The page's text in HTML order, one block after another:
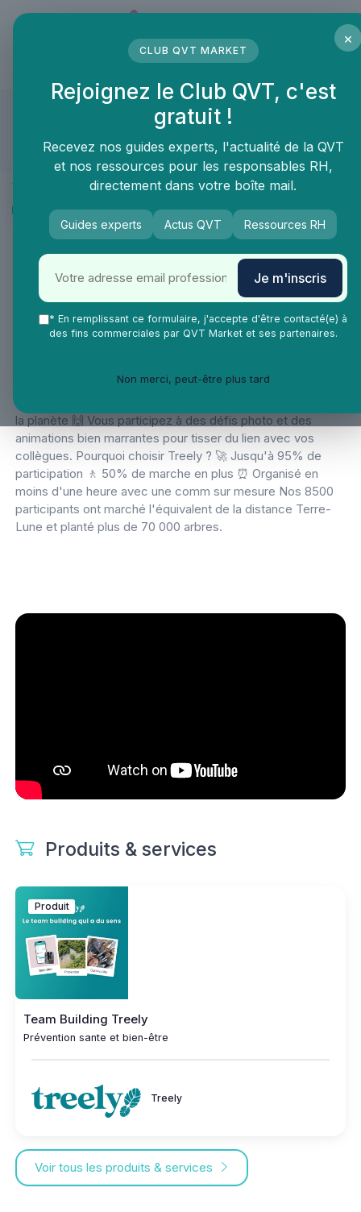
Treely
Compte approuvé
Présentation
Produits & services
Recommandations
Présentation
Télétravail ou hybride. Collaborateurs aux quatre coins du
monde ou en régie. Pas facile de rassembler...
planté 🌳 Avec Treely : 🚶‍♀️ Vous marchez : bon pour votre
santé physique et mentale 🌳 Vous faites planter : bon pour
la planète 🙌 Vous participez à des défis photo et des
animations bien marrantes pour tisser du lien avec vos
collègues. Pourquoi choisir Treely ? 🚀 Jusqu'à 95% de
participation 🚶 50% de marche en plus ⏰ Organisé en
moins d'une heure avec une comm sur mesure Nos 8500
participants ont marché l'équivalent de la distance Terre-
Lune et planté plus de 70 000 arbres.
Produits & services
Produit
Team Building Treely
Prévention sante et bien-être
Treely
Voir tous les produits & services
×
CLUB QVT MARKET
Rejoignez le Club QVT, c'est
gratuit !
Recevez nos guides experts, l'actualité de la QVT
et nos ressources pour les responsables RH,
directement dans votre boîte mail.
Guides experts Actus QVT Ressources RH
Je m'inscris
* En remplissant ce formulaire, j'accepte d'être contacté(e) à
des fins commerciales par QVT Market et ses partenaires.
Non merci, peut-être plus tard
Panneau de gestion des cookies